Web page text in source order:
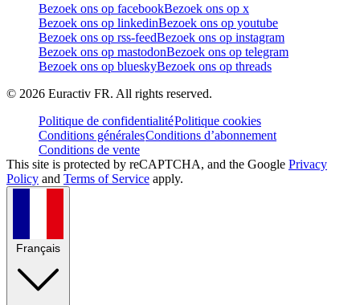
Bezoek ons op facebookBezoek ons op x
Bezoek ons op linkedinBezoek ons op youtube
Bezoek ons op rss-feedBezoek ons op instagram
Bezoek ons op mastodonBezoek ons op telegram
Bezoek ons op blueskyBezoek ons op threads
© 2026 Euractiv FR. All rights reserved.
Politique de confidentialitéPolitique cookies
Conditions généralesConditions d’abonnement
Conditions de vente
This site is protected by reCAPTCHA, and the Google Privacy
Policy and Terms of Service apply.
Français